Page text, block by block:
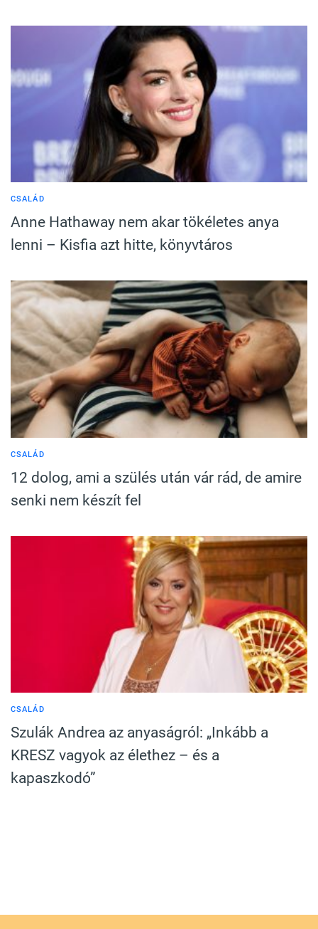
CSALÁD
Anne Hathaway nem akar tökéletes anya
lenni – Kisfia azt hitte, könyvtáros
CSALÁD
12 dolog, ami a szülés után vár rád, de amire
senki nem készít fel
CSALÁD
Szulák Andrea az anyaságról: „Inkább a
KRESZ vagyok az élethez – és a
kapaszkodó”